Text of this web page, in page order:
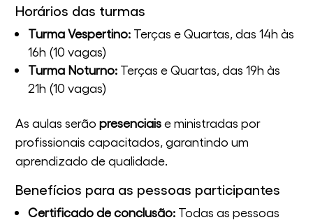
Horários das turmas
Turma Vespertino: Terças e Quartas, das 14h às
16h (10 vagas)
Turma Noturno: Terças e Quartas, das 19h às
21h (10 vagas)
As aulas serãopresenciaise ministradas por
profissionais capacitados, garantindo um
aprendizado de qualidade.
Benefícios para as pessoas participantes
Certificado de conclusão: Todas as pessoas